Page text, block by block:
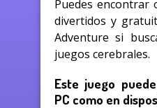
Puedes encontrar
divertidos y
Adventure si
juegos cerebrales.
Este juego
PC como en